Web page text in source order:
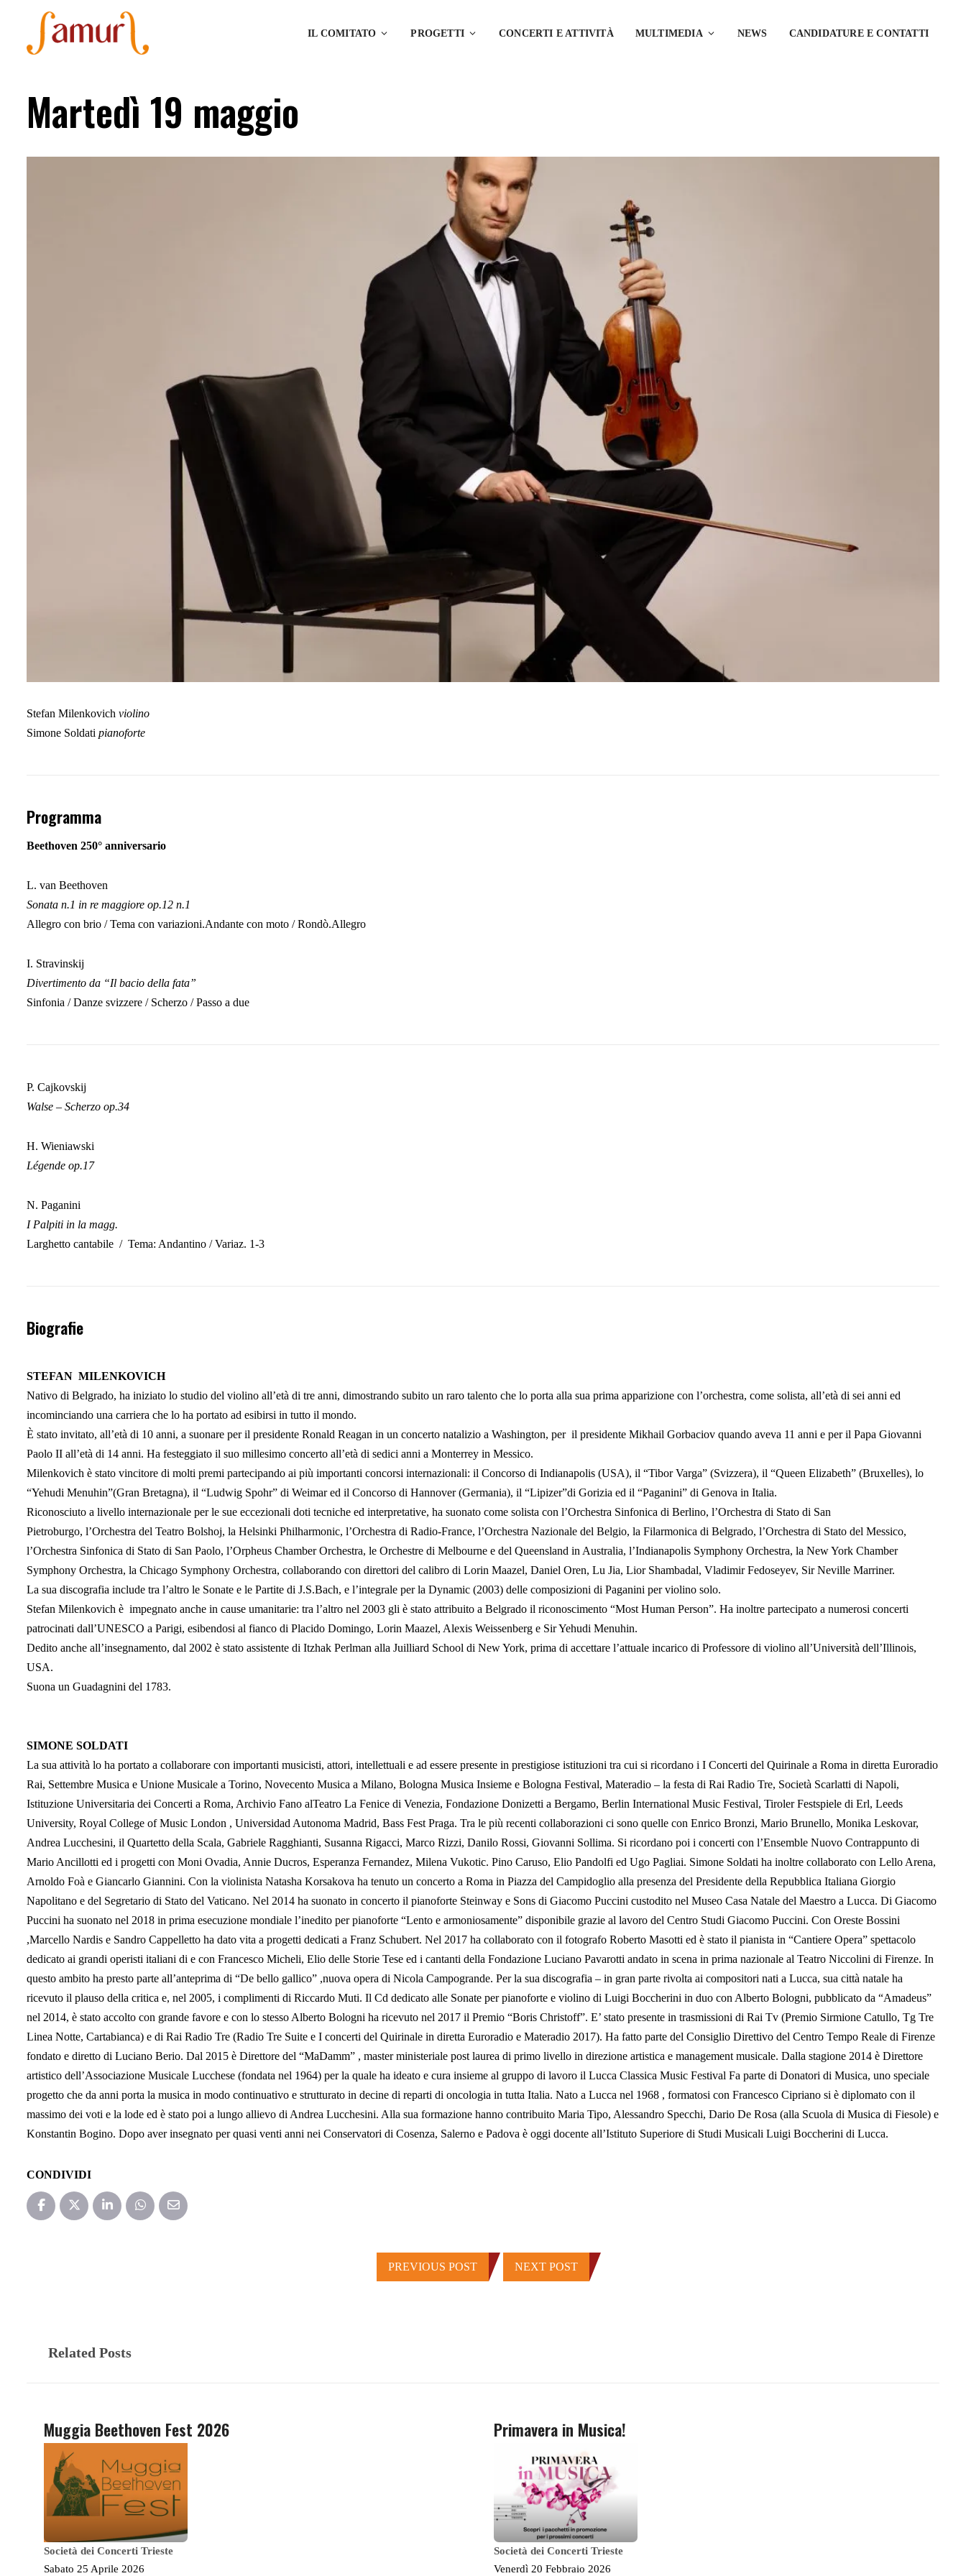
IL COMITATO PROGETTI CONCERTI E ATTIVITÀ MULTIMEDIA NEWS CANDIDATURE E CONTATTI
Martedì 19 maggio
Stefan Milenkovich violino
Simone Soldati pianoforte
Programma
Beethoven 250° anniversario
L. van Beethoven
Sonata n.1 in re maggiore op.12 n.1
Allegro con brio / Tema con variazioni.Andante con moto / Rondò.Allegro
I. Stravinskij
Divertimento da “Il bacio della fata”
Sinfonia / Danze svizzere / Scherzo / Passo a due
P. Cajkovskij
Walse – Scherzo op.34
H. Wieniawski
Légende op.17
N. Paganini
I Palpiti in la magg.
Larghetto cantabile / Tema: Andantino / Variaz. 1-3
Biografie
STEFAN MILENKOVICH
Nativo di Belgrado, ha iniziato lo studio del violino all’età di tre anni, dimostrando subito un raro talento che lo porta alla sua prima apparizione con l’orchestra, come solista, all’età di sei anni ed
incominciando una carriera che lo ha portato ad esibirsi in tutto il mondo.
È stato invitato, all’età di 10 anni, a suonare per il presidente Ronald Reagan in un concerto natalizio a Washington, per il presidente Mikhail Gorbaciov quando aveva 11 anni e per il Papa Giovanni
Paolo II all’età di 14 anni. Ha festeggiato il suo millesimo concerto all’età di sedici anni a Monterrey in Messico.
Milenkovich è stato vincitore di molti premi partecipando ai più importanti concorsi internazionali: il Concorso di Indianapolis (USA), il “Tibor Varga” (Svizzera), il “Queen Elizabeth” (Bruxelles), lo
“Yehudi Menuhin”(Gran Bretagna), il “Ludwig Spohr” di Weimar ed il Concorso di Hannover (Germania), il “Lipizer”di Gorizia ed il “Paganini” di Genova in Italia.
Riconosciuto a livello internazionale per le sue eccezionali doti tecniche ed interpretative, ha suonato come solista con l’Orchestra Sinfonica di Berlino, l’Orchestra di Stato di San
Pietroburgo, l’Orchestra del Teatro Bolshoj, la Helsinki Philharmonic, l’Orchestra di Radio-France, l’Orchestra Nazionale del Belgio, la Filarmonica di Belgrado, l’Orchestra di Stato del Messico,
l’Orchestra Sinfonica di Stato di San Paolo, l’Orpheus Chamber Orchestra, le Orchestre di Melbourne e del Queensland in Australia, l’Indianapolis Symphony Orchestra, la New York Chamber
Symphony Orchestra, la Chicago Symphony Orchestra, collaborando con direttori del calibro di Lorin Maazel, Daniel Oren, Lu Jia, Lior Shambadal, Vladimir Fedoseyev, Sir Neville Marriner.
La sua discografia include tra l’altro le Sonate e le Partite di J.S.Bach, e l’integrale per la Dynamic (2003) delle composizioni di Paganini per violino solo.
Stefan Milenkovich è impegnato anche in cause umanitarie: tra l’altro nel 2003 gli è stato attribuito a Belgrado il riconoscimento “Most Human Person”. Ha inoltre partecipato a numerosi concerti
patrocinati dall’UNESCO a Parigi, esibendosi al fianco di Placido Domingo, Lorin Maazel, Alexis Weissenberg e Sir Yehudi Menuhin.
Dedito anche all’insegnamento, dal 2002 è stato assistente di Itzhak Perlman alla Juilliard School di New York, prima di accettare l’attuale incarico di Professore di violino all’Università dell’Illinois,
USA.
Suona un Guadagnini del 1783.
SIMONE SOLDATI
La sua attività lo ha portato a collaborare con importanti musicisti, attori, intellettuali e ad essere presente in prestigiose istituzioni tra cui si ricordano i I Concerti del Quirinale a Roma in diretta Euroradio
Rai, Settembre Musica e Unione Musicale a Torino, Novecento Musica a Milano, Bologna Musica Insieme e Bologna Festival, Materadio – la festa di Rai Radio Tre, Società Scarlatti di Napoli,
Istituzione Universitaria dei Concerti a Roma, Archivio Fano alTeatro La Fenice di Venezia, Fondazione Donizetti a Bergamo, Berlin International Music Festival, Tiroler Festspiele di Erl, Leeds
University, Royal College of Music London , Universidad Autonoma Madrid, Bass Fest Praga. Tra le più recenti collaborazioni ci sono quelle con Enrico Bronzi, Mario Brunello, Monika Leskovar,
Andrea Lucchesini, il Quartetto della Scala, Gabriele Ragghianti, Susanna Rigacci, Marco Rizzi, Danilo Rossi, Giovanni Sollima. Si ricordano poi i concerti con l’Ensemble Nuovo Contrappunto di
Mario Ancillotti ed i progetti con Moni Ovadia, Annie Ducros, Esperanza Fernandez, Milena Vukotic. Pino Caruso, Elio Pandolfi ed Ugo Pagliai. Simone Soldati ha inoltre collaborato con Lello Arena,
Arnoldo Foà e Giancarlo Giannini. Con la violinista Natasha Korsakova ha tenuto un concerto a Roma in Piazza del Campidoglio alla presenza del Presidente della Repubblica Italiana Giorgio
Napolitano e del Segretario di Stato del Vaticano. Nel 2014 ha suonato in concerto il pianoforte Steinway e Sons di Giacomo Puccini custodito nel Museo Casa Natale del Maestro a Lucca. Di Giacomo
Puccini ha suonato nel 2018 in prima esecuzione mondiale l’inedito per pianoforte “Lento e armoniosamente” disponibile grazie al lavoro del Centro Studi Giacomo Puccini. Con Oreste Bossini
,Marcello Nardis e Sandro Cappelletto ha dato vita a progetti dedicati a Franz Schubert. Nel 2017 ha collaborato con il fotografo Roberto Masotti ed è stato il pianista in “Cantiere Opera” spettacolo
dedicato ai grandi operisti italiani di e con Francesco Micheli, Elio delle Storie Tese ed i cantanti della Fondazione Luciano Pavarotti andato in scena in prima nazionale al Teatro Niccolini di Firenze. In
questo ambito ha presto parte all’anteprima di “De bello gallico” ,nuova opera di Nicola Campogrande. Per la sua discografia – in gran parte rivolta ai compositori nati a Lucca, sua città natale ha
ricevuto il plauso della critica e, nel 2005, i complimenti di Riccardo Muti. Il Cd dedicato alle Sonate per pianoforte e violino di Luigi Boccherini in duo con Alberto Bologni, pubblicato da “Amadeus”
nel 2014, è stato accolto con grande favore e con lo stesso Alberto Bologni ha ricevuto nel 2017 il Premio “Boris Christoff”. E’ stato presente in trasmissioni di Rai Tv (Premio Sirmione Catullo, Tg Tre
Linea Notte, Cartabianca) e di Rai Radio Tre (Radio Tre Suite e I concerti del Quirinale in diretta Euroradio e Materadio 2017). Ha fatto parte del Consiglio Direttivo del Centro Tempo Reale di Firenze
fondato e diretto di Luciano Berio. Dal 2015 è Direttore del “MaDamm” , master ministeriale post laurea di primo livello in direzione artistica e management musicale. Dalla stagione 2014 è Direttore
artistico dell’Associazione Musicale Lucchese (fondata nel 1964) per la quale ha ideato e cura insieme al gruppo di lavoro il Lucca Classica Music Festival Fa parte di Donatori di Musica, uno speciale
progetto che da anni porta la musica in modo continuativo e strutturato in decine di reparti di oncologia in tutta Italia. Nato a Lucca nel 1968 , formatosi con Francesco Cipriano si è diplomato con il
massimo dei voti e la lode ed è stato poi a lungo allievo di Andrea Lucchesini. Alla sua formazione hanno contribuito Maria Tipo, Alessandro Specchi, Dario De Rosa (alla Scuola di Musica di Fiesole) e
Konstantin Bogino. Dopo aver insegnato per quasi venti anni nei Conservatori di Cosenza, Salerno e Padova è oggi docente all’Istituto Superiore di Studi Musicali Luigi Boccherini di Lucca.
CONDIVIDI
PREVIOUS POST NEXT POST
Related Posts
Muggia Beethoven Fest 2026
Società dei Concerti Trieste
Sabato 25 Aprile 2026
Primavera in Musica!
Società dei Concerti Trieste
Venerdì 20 Febbraio 2026